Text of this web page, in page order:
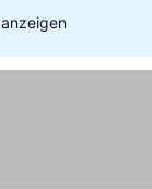
anzeigen